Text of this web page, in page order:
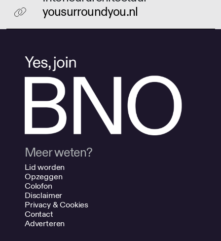
yousurroundyou.nl
Meer weten?
Lid worden
Opzeggen
Colofon
Disclaimer
Privacy & Cookies
Contact
Adverteren